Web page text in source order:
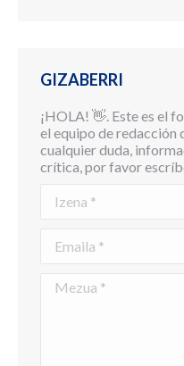
GIZABERRI
¡HOLA! 👋. Este es el
el equipo de redacción
cualquier duda,
crítica, por favor
Mezua *